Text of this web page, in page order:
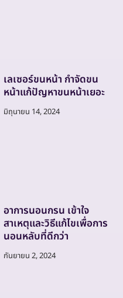
เลเซอร์ขนหน้า กำจัดขน
หน้าแก้ปัญหาขนหน้าเยอะ
มิถุนายน 14, 2024
อาการนอนกรน เข้าใจ
สาเหตุและวิธีแก้ไขเพื่อการ
นอนหลับที่ดีกว่า
กันยายน 2, 2024